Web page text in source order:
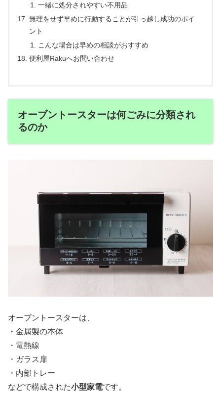
一緒に処分されやすい不用品
無理をせず早めに行動することが引っ越し成功のポイ
ント
こんな場合は早めの相談がおすすめ
便利屋Rakuへお問い合わせ
オーブントースターは何ごみに分類され
るのか
オーブントースターは、
・金属製の本体
・電熱線
・ガラス扉
・内部トレー
などで構成された小型家電です。